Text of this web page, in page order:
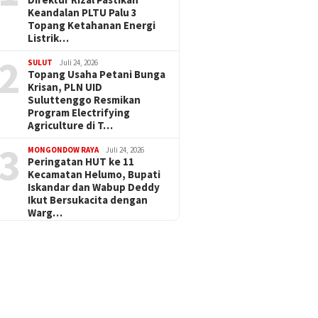
Keandalan PLTU Palu 3
Topang Ketahanan Energi
Listrik…
SULUT Juli 24, 2026
Topang Usaha Petani Bunga
Krisan, PLN UID
Suluttenggo Resmikan
Program Electrifying
Agriculture di T…
MONGONDOW RAYA Juli 24, 2026
Peringatan HUT ke 11
Kecamatan Helumo, Bupati
Iskandar dan Wabup Deddy
Ikut Bersukacita dengan
Warg…